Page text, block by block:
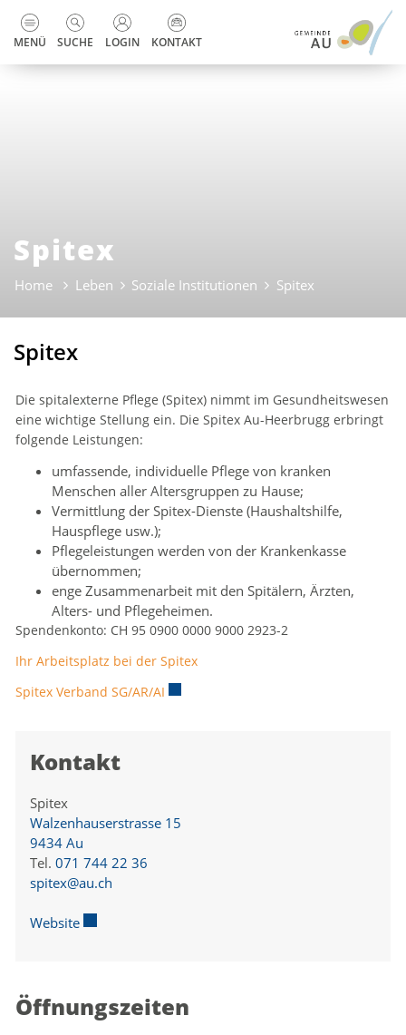
zur Startseite
Direkt zur Hauptnavigation
Direkt zum Inhalt
Direkt zur Suche
Direkt zum Stichwortverzeichnis
Kopfzeile
MENÜ SUCHE LOGIN KONTAKT
Spitex
Home Leben Soziale Institutionen Spitex
Spitex
Die spitalexterne Pflege (Spitex) nimmt im Gesundheitswesen
eine wichtige Stellung ein. Die Spitex Au-Heerbrugg erbringt
folgende Leistungen:
umfassende, individuelle Pflege von kranken
Menschen aller Altersgruppen zu Hause;
Vermittlung der Spitex-Dienste (Haushaltshilfe,
Hauspflege usw.);
Pflegeleistungen werden von der Krankenkasse
übernommen;
enge Zusammenarbeit mit den Spitälern, Ärzten,
Alters- und Pflegeheimen.
Spendenkonto: CH 95 0900 0000 9000 2923-2
Ihr Arbeitsplatz bei der Spitex
Spitex Verband SG/AR/AI Externer Link wird in einem neuen
Kontakt
Spitex
Walzenhauserstrasse 15
9434 Au
Tel. 071 744 22 36
spitex@au.ch
Website Externer Link wird in einem neuen Fenster geöffnet.
Öffnungszeiten
Zugehörige Objekte